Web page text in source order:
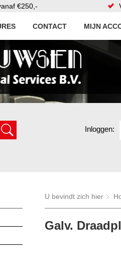
€250,-
CONTACT MIJN
Inloggen:
U bevindt zich hier
Galv.